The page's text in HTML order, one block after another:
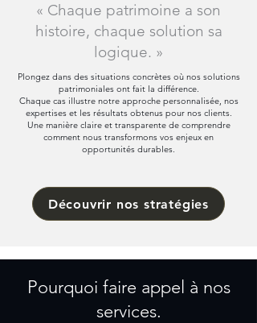
« Chaque patrimoine a son
histoire, chaque solution sa
logique. »
Plongez dans des situations concrètes où nos solutions
patrimoniales ont fait la différence.
Chaque cas illustre notre approche personnalisée, nos
expertises et les résultats obtenus pour nos clients.
Une manière claire et transparente de comprendre
comment nous transformons vos enjeux en
opportunités durables.
Découvrir nos stratégies
Pourquoi faire appel à nos
services.